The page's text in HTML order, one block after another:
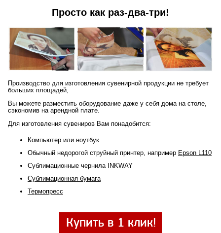
Просто как раз-два-три!
Производство для изготовления сувенирной продукции не требует
больших площадей,
Вы можете разместить оборудование даже у себя дома на столе,
сэкономив на арендной плате.
Для изготовления сувениров Вам понадобится:
Компьютер или ноутбук
Обычный недорогой струйный принтер, например Epson L110
Сублимационные чернила INKWAY
Сублимационная бумага
Термопресс
Купить в 1 клик!